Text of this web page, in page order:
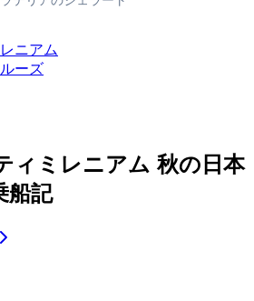
ニアム
ーズ
ィミレニアム 秋の日本
船記